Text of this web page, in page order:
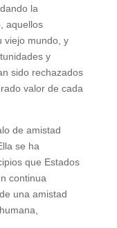
la
aquellos
viejo mundo, y
y
sido rechazados
valor de cada
de amistad
se ha
que Estados
continua
una amistad